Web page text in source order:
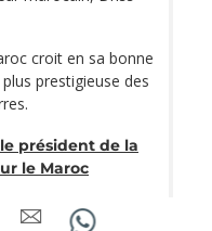
croit en sa bonne
prestigieuse des
président de la
le Maroc